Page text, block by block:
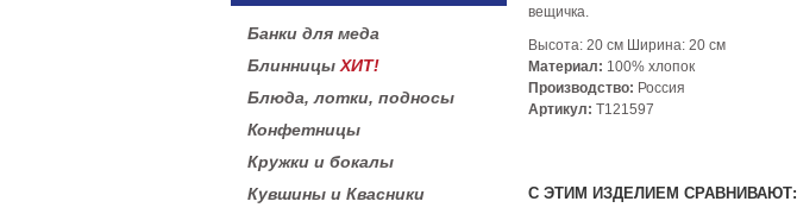
Банки для меда
Блинницы ХИТ!
Блюда, лотки, подносы
Конфетницы
Кружки и бокалы
Кувшины и Квасники
вещичка.
Высота: 20 см Ширина: 20 см
Материал: 100% хлопок
Производство: Россия
Артикул: Т121597
С ЭТИМ ИЗДЕЛИЕМ СРАВНИВАЮТ: